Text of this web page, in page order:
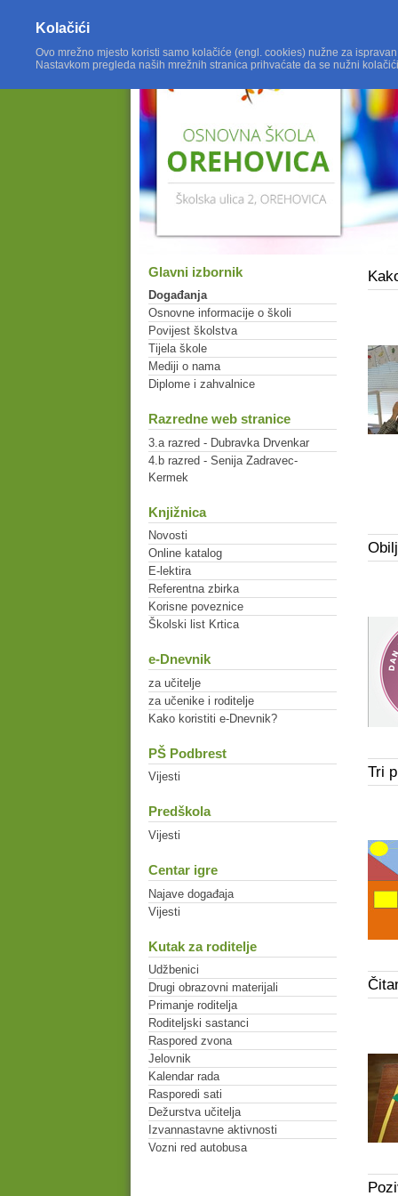
Glavni izbornik
Događanja
Osnovne informacije o školi
Povijest školstva
Tijela škole
Mediji o nama
Diplome i zahvalnice
Razredne web stranice
3.a razred - Dubravka Drvenkar
4.b razred - Senija Zadravec-
Kermek
Knjižnica
Novosti
Online katalog
E-lektira
Referentna zbirka
Korisne poveznice
Školski list Krtica
e-Dnevnik
za učitelje
za učenike i roditelje
Kako koristiti e-Dnevnik?
PŠ Podbrest
Vijesti
Predškola
Vijesti
Centar igre
Najave događaja
Vijesti
Kutak za roditelje
Udžbenici
Drugi obrazovni materijali
Primanje roditelja
Roditeljski sastanci
Raspored zvona
Jelovnik
Kalendar rada
Rasporedi sati
Dežurstva učitelja
Izvannastavne aktivnosti
Vozni red autobusa
Tri
Kolačići
Ovo mrežno mjesto koristi samo kolačiće (engl. cookies) nužne za
Nastavkom pregleda naših mrežnih stranica prihvaćate da se nužni